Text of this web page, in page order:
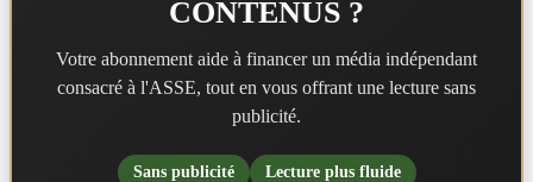
CONTENUS ?
Votre abonnement aide à financer un média indépendant
consacré à l'ASSE, tout en vous offrant une lecture sans
publicité.
Sans publicité
Lecture plus fluide